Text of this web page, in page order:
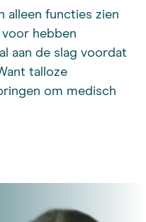
alleen functies zien
hebben
aan de slag voordat
talloze
om medisch